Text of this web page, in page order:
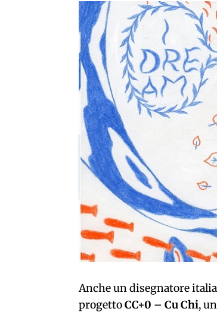
Anche un disegnatore
progettoCC+0 – Cu Chi,